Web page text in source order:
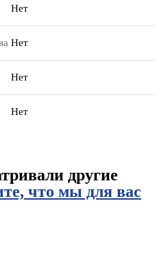
Нет
Нет
Нет
Нет
другие
что мы для вас